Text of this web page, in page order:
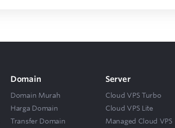
Domain
Domain Murah
Harga Domain
Transfer Domain
Server
Cloud VPS Turbo
Cloud VPS Lite
Managed Cloud VPS